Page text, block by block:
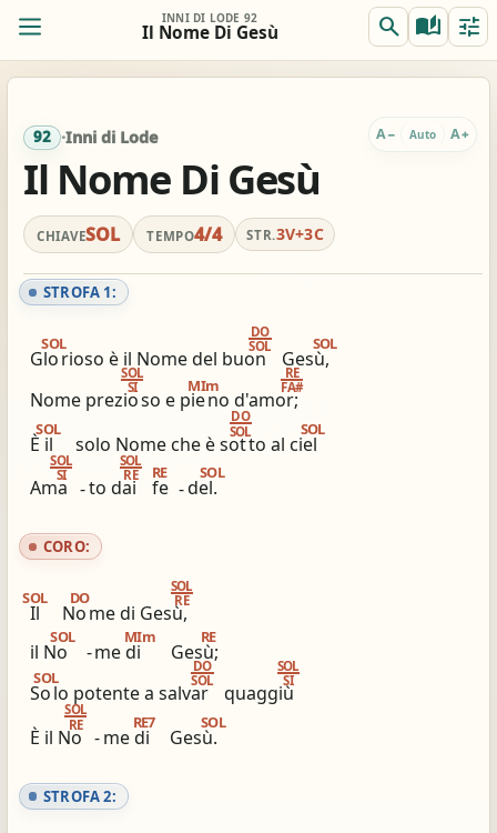
INNI DI LODE 92
Il Nome Di Gesù search auto_stories tune
SOL SOL
SOL remove Off add
Accordi completi
tocca per semplificare
view_column_2 keyboard_double_arrow_down
Scroll
Accordatore
library_books
Simili altri innari
92 ·Inni di Lode A− Auto A+
Il Nome Di Gesù
CHIAVESOL TEMPO4/4 STR.3V+3C
STROFA 1:
Glo
SOL
rioso è il Nome del buon
DO
SOL
Gesù,
SOL
Nome prezio
SOL
SI
so e pie
MIm
no d'amor;
RE
FA#
È il
SOL
solo Nome che è sot
DO
SOL
to al ciel
SOL
Ama
SOL
SI
-to dai
SOL
RE
fe
RE
-del.
SOL
CORO:
Il
SOL
No
DO
me di Gesù,
SOL
RE
il No
SOL
-me di
MIm
Gesù;
RE
So
SOL
lo potente a salvar
DO
SOL
quaggiù
SOL
SI
È il No
SOL
RE
-me di
RE7
Gesù.
SOL
STROFA 2: